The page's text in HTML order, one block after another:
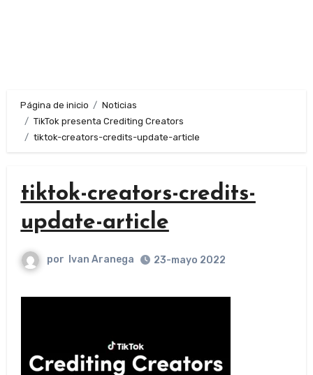
Página de inicio
Noticias
TikTok presenta Crediting Creators
tiktok-creators-credits-update-article
tiktok-creators-credits-
update-article
por Ivan Aranega 23-mayo 2022